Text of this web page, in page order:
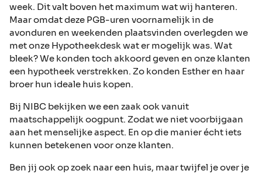
week. Dit valt boven het maximum wat wij hanteren.
Maar omdat deze PGB-uren voornamelijk in de
avonduren en weekenden plaatsvinden overlegden we
met onze Hypotheekdesk wat er mogelijk was. Wat
bleek? We konden toch akkoord geven en onze klanten
een hypotheek verstrekken. Zo konden Esther en haar
broer hun ideale huis kopen.
Bij NIBC bekijken we een zaak ook vanuit
maatschappelijk oogpunt. Zodat we niet voorbijgaan
aan het menselijke aspect. En op die manier écht iets
kunnen betekenen voor onze klanten.
Ben jij ook op zoek naar een huis, maar twijfel je over je